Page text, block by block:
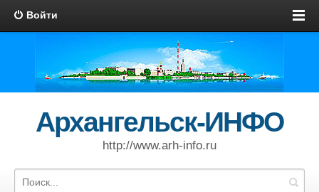
Войти
Архангельск-ИНФО
http://www.arh-info.ru